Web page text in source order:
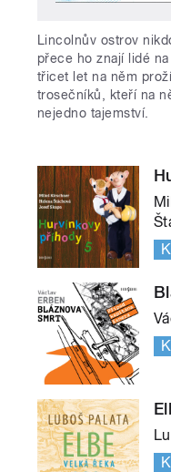
Lincolnův ostrov
přece ho znají lidé
třicet let na něm
trosečníků, kteří na
nejedno tajemství.